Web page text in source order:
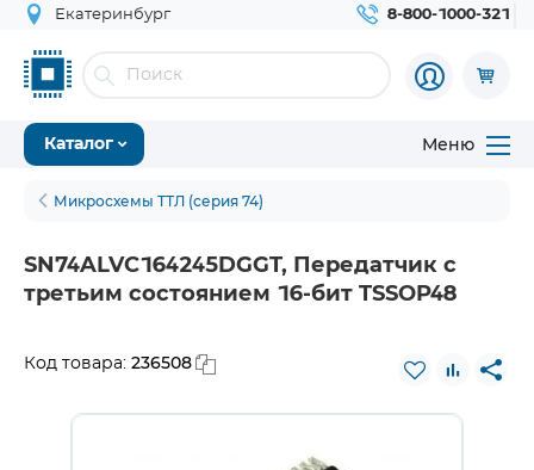
Екатеринбург 8-800-1000-321
Каталог Меню
Микросхемы ТТЛ (серия 74)
SN74ALVC164245DGGT, Передатчик с
третьим состоянием 16-бит TSSOP48
Код товара: 236508